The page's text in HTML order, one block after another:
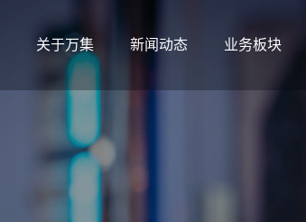
关于万集 新闻动态 业务板块